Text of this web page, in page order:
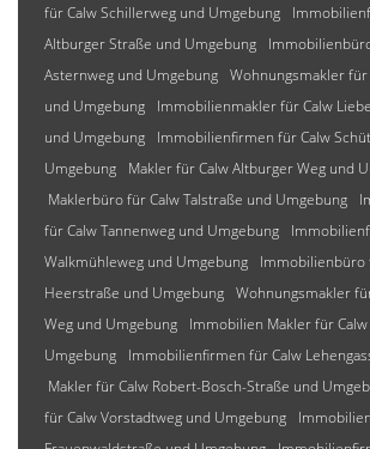
für Calw Schillerweg und Umgebung
Altburger Straße und Umgebung
Asternweg und Umgebung Wohnungsmakler
und Umgebung
Immobilienmakler für Calw
und Umgebung
Immobilienfirmen für Calw
Umgebung
Makler für Calw Altburger Weg und
Maklerbüro für Calw Talstraße und Umgebung
für Calw Tannenweg und Umgebung
Walkmühleweg und Umgebung
Immobilienbüro
Heerstraße und Umgebung Wohnungsmakler
Weg und Umgebung
Immobilien Makler für
Umgebung
Immobilienfirmen für Calw
Makler für Calw Robert-Bosch-Straße und
für Calw Vorstadtweg und Umgebung